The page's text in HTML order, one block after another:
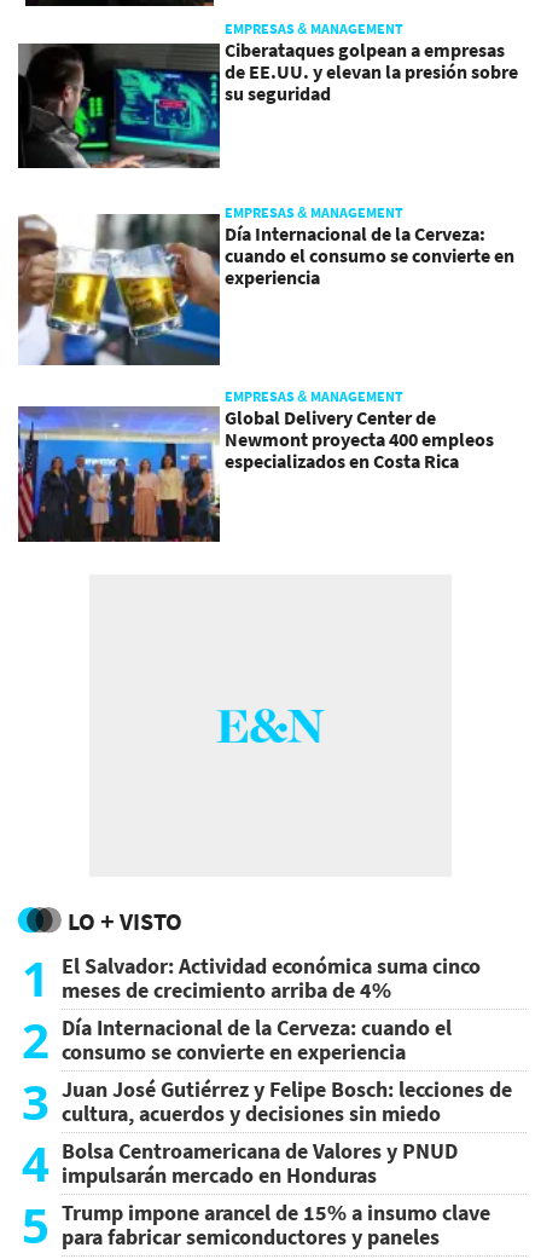
EMPRESAS & MANAGEMENT
Ciberataques golpean a empresas
de EE.UU. y elevan la presión sobre
su seguridad
EMPRESAS & MANAGEMENT
Día Internacional de la Cerveza:
cuando el consumo se convierte en
experiencia
EMPRESAS & MANAGEMENT
Global Delivery Center de
Newmont proyecta 400 empleos
especializados en Costa Rica
LO + VISTO
1
El Salvador: Actividad económica suma cinco
meses de crecimiento arriba de 4%
2 Día Internacional de la Cerveza: cuando el
consumo se convierte en experiencia
3 Juan José Gutiérrez y Felipe Bosch: lecciones de
cultura, acuerdos y decisiones sin miedo
4 Bolsa Centroamericana de Valores y PNUD
impulsarán mercado en Honduras
5 Trump impone arancel de 15% a insumo clave
para fabricar semiconductores y paneles